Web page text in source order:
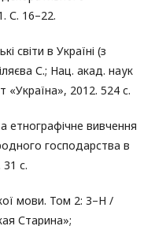
С. 16–22.
світи в Україні (з
С.; Нац. акад. наук
«Україна», 2012. 524 c.
етнографічне вивчення
господарства в
с.
мови. Том 2: З–Н /
Старина»;